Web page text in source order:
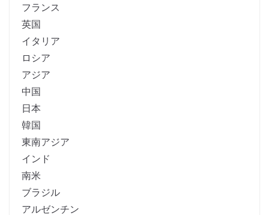
フランス
英国
イタリア
ロシア
アジア
中国
日本
韓国
東南アジア
インド
南米
ブラジル
アルゼンチン